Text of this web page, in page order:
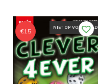
NIET OP VOORRAAD
€15